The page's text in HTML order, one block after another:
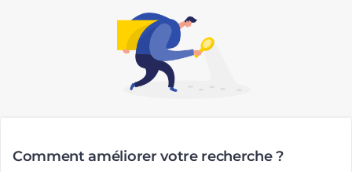
Comment améliorer votre recherche ?